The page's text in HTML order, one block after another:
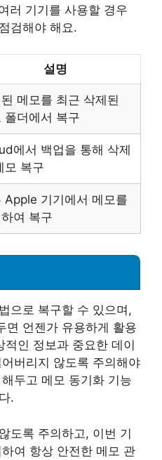
러 기기를 사용할 경우
검해야 해요.
설명
메모를 최근 삭제된
폴더에서 복구
에서 백업을 통해 삭제
모 복구
Apple 기기에서 메모를
여 복구
으로 복구할 수 있으며,
면 언젠가 유용하게 활용
인 정보과 중요한 데이
버리지 않도록 주의해야
두고 메모 동기화 기능
.
도록 주의하고, 이번 기
여 항상 안전한 메모 관